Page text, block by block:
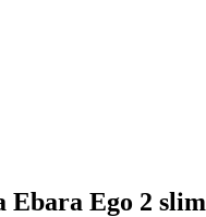
Ebara Ego 2 slim